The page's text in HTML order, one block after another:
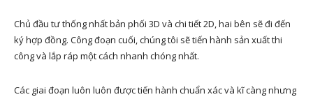
Chủ đầu tư thống nhất bản phối 3D và chi tiết 2D, hai bên sẽ đi đến
ký hợp đồng. Công đoạn cuối, chúng tôi sẽ tiến hành sản xuất thi
công và lắp ráp một cách nhanh chóng nhất.
Các giai đoạn luôn luôn được tiến hành chuẩn xác và kĩ càng nhưng